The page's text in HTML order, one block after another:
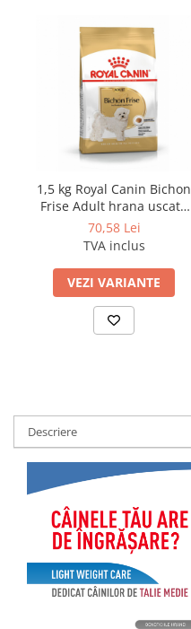
1,5 kg Royal Canin Bichon
Frise Adult hrana uscata
caine
70,58 Lei
TVA inclus
VEZI VARIANTE
Descriere